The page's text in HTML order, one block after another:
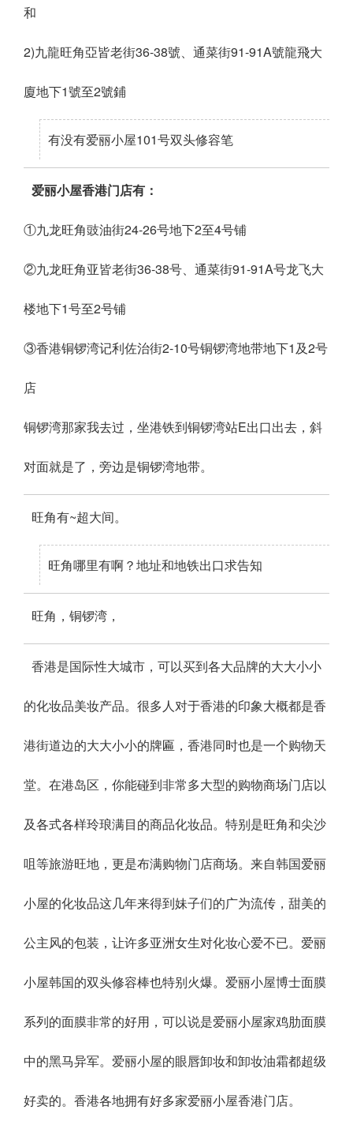
和
2)九龍旺角亞皆老街36-38號、通菜街91-91A號龍飛大
廈地下1號至2號鋪
有没有爱丽小屋101号双头修容笔
爱丽小屋香港门店有：
①九龙旺角豉油街24-26号地下2至4号铺
②九龙旺角亚皆老街36-38号、通菜街91-91A号龙飞大
楼地下1号至2号铺
③香港铜锣湾记利佐治街2-10号铜锣湾地带地下1及2号
店
铜锣湾那家我去过，坐港铁到铜锣湾站E出口出去，斜
对面就是了，旁边是铜锣湾地带。
旺角有~超大间。
旺角哪里有啊？地址和地铁出口求告知
旺角，铜锣湾，
香港是国际性大城市，可以买到各大品牌的大大小小
的化妆品美妆产品。很多人对于香港的印象大概都是香
港街道边的大大小小的牌匾，香港同时也是一个购物天
堂。在港岛区，你能碰到非常多大型的购物商场门店以
及各式各样玲琅满目的商品化妆品。特别是旺角和尖沙
咀等旅游旺地，更是布满购物门店商场。来自韩国爱丽
小屋的化妆品这几年来得到妹子们的广为流传，甜美的
公主风的包装，让许多亚洲女生对化妆心爱不已。爱丽
小屋韩国的双头修容棒也特别火爆。爱丽小屋博士面膜
系列的面膜非常的好用，可以说是爱丽小屋家鸡肋面膜
中的黑马异军。爱丽小屋的眼唇卸妆和卸妆油霜都超级
好卖的。香港各地拥有好多家爱丽小屋香港门店。